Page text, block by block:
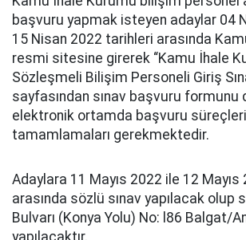
başvuru yapmak isteyen adaylar 04
15 Nisan 2022 tarihleri arasında
resmi sitesine girerek “Kamu İhale
Sözleşmeli Bilişim Personeli Giriş
sayfasından sınav başvuru formunu
elektronik ortamda başvuru
tamamlamaları gerekmektedir.
Adaylara 11 Mayıs 2022 ile 12
arasında sözlü sınav yapılacak olup
Bulvarı (Konya Yolu) No: l86 Balgat/
yapılacaktır.